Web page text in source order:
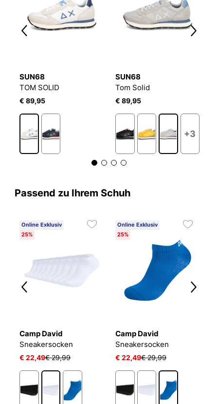
SUN68
TOM SOLID
€ 89,95
SUN68
Tom Solid
€ 89,95
+3
Passend zu Ihrem Schuh
Online Exklusiv
25%
Camp David
Sneakersocken
€ 22,49€ 29,99
Online Exklusiv
25%
Camp David
Sneakersocken
€ 22,49€ 29,99